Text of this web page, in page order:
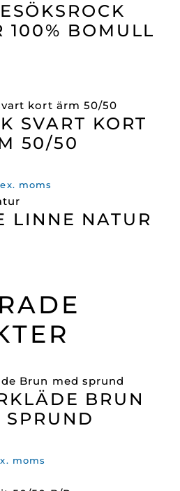
100% BOMULL
SVART KORT
50/50
Det
ex. moms
LINNE NATUR
BRUN
SPRUND
moms